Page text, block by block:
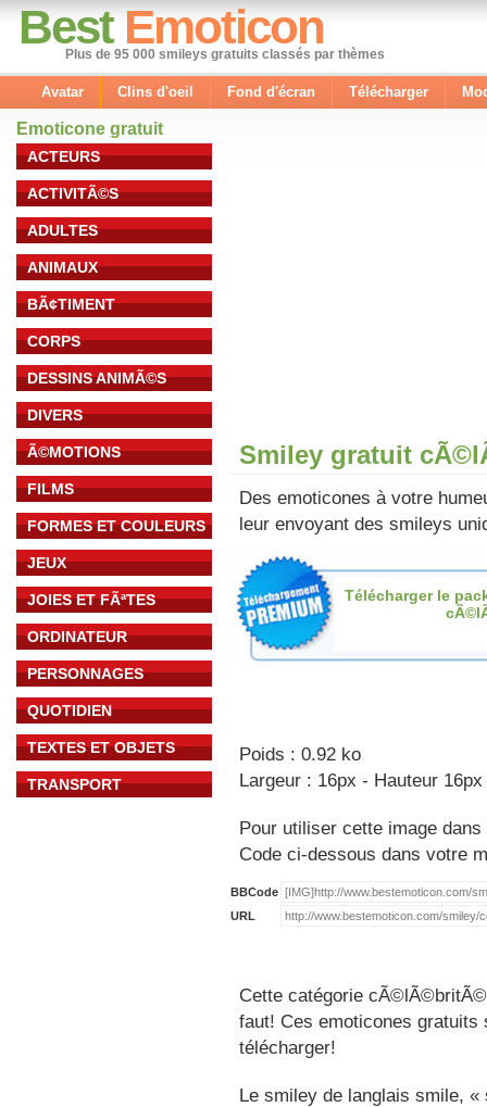
Best Emoticon
Plus de 95 000 smileys gratuits classés par thèmes
Avatar Clins d'oeil Fond d'écran Télécharger
Emoticone gratuit
ACTEURS
ACTIVITÃ©S
ADULTES
ANIMAUX
BÃ¢TIMENT
CORPS
DESSINS ANIMÃ©S
DIVERS
Ã©MOTIONS
FILMS
FORMES ET COULEURS
JEUX
JOIES ET FÃªTES
ORDINATEUR
PERSONNAGES
QUOTIDIEN
TEXTES ET OBJETS
TRANSPORT
Smiley gratuit
Des emoticones à votre
leur envoyant des smileys
Télécharger le
Poids : 0.92 ko
Largeur : 16px - Hauteur 16px
Pour utiliser cette image
Code ci-dessous dans votre
BBCode
URL
Cette catégorie
faut! Ces emoticones
télécharger!
Le smiley de langlais smile,